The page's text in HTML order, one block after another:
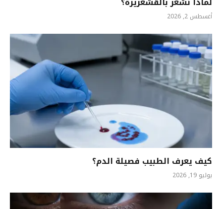
أغسطس 2, 2026
كيف يعرف الطبيب فصيلة الدم؟
يوليو 19, 2026